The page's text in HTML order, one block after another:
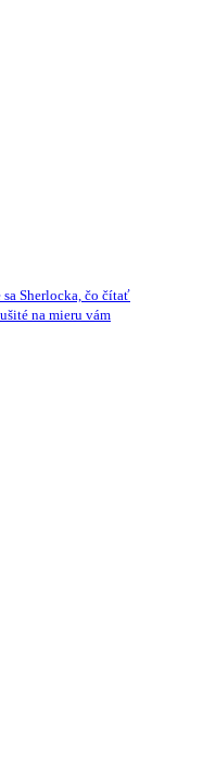
sa Sherlocka, čo čítať
na mieru vám